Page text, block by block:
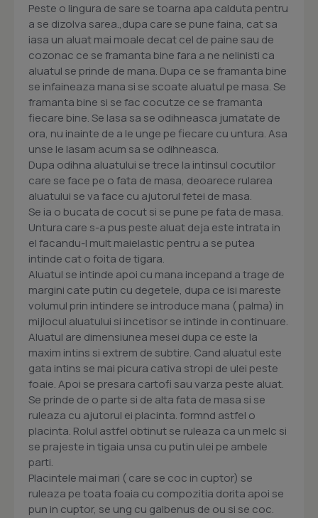
Peste o lingura de sare se toarna apa calduta pentru
a se dizolva sarea.,dupa care se pune faina, cat sa
iasa un aluat mai moale decat cel de paine sau de
cozonac ce se framanta bine fara a ne nelinisti ca
aluatul se prinde de mana. Dupa ce se framanta bine
se infaineaza mana si se scoate aluatul pe masa. Se
framanta bine si se fac cocutze ce se framanta
fiecare bine. Se lasa sa se odihneasca jumatate de
ora, nu inainte de a le unge pe fiecare cu untura. Asa
unse le lasam acum sa se odihneasca.
Dupa odihna aluatului se trece la intinsul cocutilor
care se face pe o fata de masa, deoarece rularea
aluatului se va face cu ajutorul fetei de masa.
Se ia o bucata de cocut si se pune pe fata de masa.
Untura care s-a pus peste aluat deja este intrata in
el facandu-l mult maielastic pentru a se putea
intinde cat o foita de tigara.
Aluatul se intinde apoi cu mana incepand a trage de
margini cate putin cu degetele, dupa ce isi mareste
volumul prin intindere se introduce mana ( palma) in
mijlocul aluatului si incetisor se intinde in continuare.
Aluatul are dimensiunea mesei dupa ce este la
maxim intins si extrem de subtire. Cand aluatul este
gata intins se mai picura cativa stropi de ulei peste
foaie. Apoi se presara cartofi sau varza peste aluat.
Se prinde de o parte si de alta fata de masa si se
ruleaza cu ajutorul ei placinta. formnd astfel o
placinta. Rolul astfel obtinut se ruleaza ca un melc si
se prajeste in tigaia unsa cu putin ulei pe ambele
parti.
Placintele mai mari ( care se coc in cuptor) se
ruleaza pe toata foaia cu compozitia dorita apoi se
pun in cuptor, se ung cu galbenus de ou si se coc.